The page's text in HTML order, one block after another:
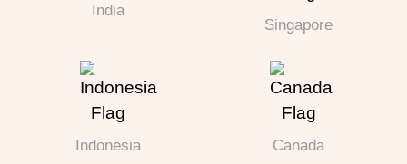
India
Singapore
Indonesia Canada